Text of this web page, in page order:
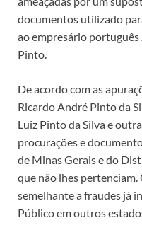
documentos utilizado
ao empresário
Pinto.
De acordo com as
Ricardo André Pinto da
Luiz Pinto da Silva e
procurações e
de Minas Gerais e do
que não lhes
semelhante a fraudes já
Público em outros